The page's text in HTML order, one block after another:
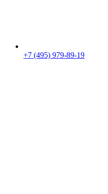
+7 (495) 979-89-19